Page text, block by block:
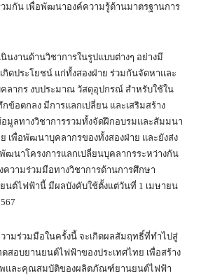
มกัน เพื่อพัฒนาองค์ความรู้ด้านมาตรฐานการ
นงานด้านวิชาการในรูปแบบต่างๆ อย่างมี
ดประโยชน์ แก่ทั้งสองฝ่าย ร่วมกันจัดหาและ
ลากร งบประมาณ วัสดุอุปกรณ์ สำหรับใช้ใน
ข้อตกลง มีการแลกเปลี่ยน และเสริมสร้าง
มูลทางวิชาการรวมทั้งจัดฝึกอบรมและสัมมนา
เพื่อพัฒนาบุคลากรของทั้งสองฝ่าย และยังส่ง
ฒนาโครงการแลกเปลี่ยนบุคลากรระหว่างกัน
วามร่วมมือทางวิชาการด้านการศึกษา
นต์ไฟฟ้านี้ มีผลบังคับใช้ตั้งแต่วันที่ 1 เมษายน
ามร่วมมือในครั้งนี้ จะเกิดผลสัมฤทธิ์ที่ทำไปสู่
สอบยานยนต์ไฟฟ้าของประเทศไทย เพื่อสร้าง
และคุณสมบัติของผลิตภัณฑ์ยานยนต์ไฟฟ้า